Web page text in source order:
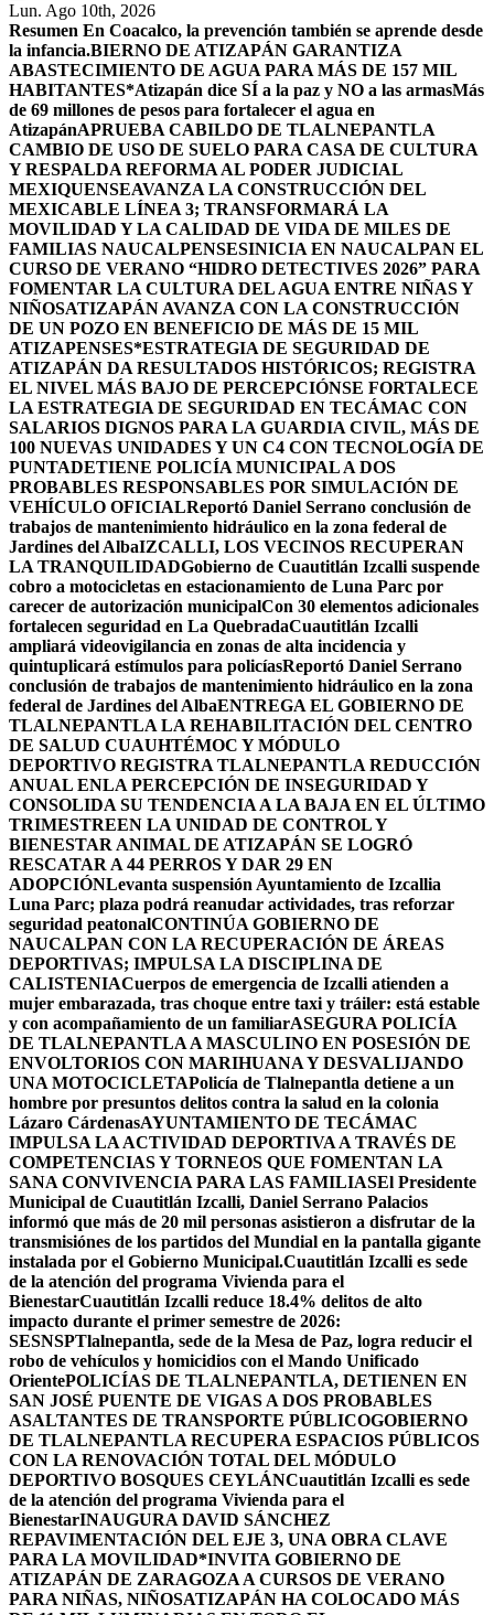
Lun. Ago 10th, 2026
Resumen En Coacalco, la prevención también se aprende desde
la infancia.BIERNO DE ATIZAPÁN GARANTIZA
ABASTECIMIENTO DE AGUA PARA MÁS DE 157 MIL
HABITANTES*Atizapán dice SÍ a la paz y NO a las armasMás
de 69 millones de pesos para fortalecer el agua en
AtizapánAPRUEBA CABILDO DE TLALNEPANTLA
CAMBIO DE USO DE SUELO PARA CASA DE CULTURA
Y RESPALDA REFORMA AL PODER JUDICIAL
MEXIQUENSEAVANZA LA CONSTRUCCIÓN DEL
MEXICABLE LÍNEA 3; TRANSFORMARÁ LA
MOVILIDAD Y LA CALIDAD DE VIDA DE MILES DE
FAMILIAS NAUCALPENSESINICIA EN NAUCALPAN EL
CURSO DE VERANO “HIDRO DETECTIVES 2026” PARA
FOMENTAR LA CULTURA DEL AGUA ENTRE NIÑAS Y
NIÑOSATIZAPÁN AVANZA CON LA CONSTRUCCIÓN
DE UN POZO EN BENEFICIO DE MÁS DE 15 MIL
ATIZAPENSES*ESTRATEGIA DE SEGURIDAD DE
ATIZAPÁN DA RESULTADOS HISTÓRICOS; REGISTRA
EL NIVEL MÁS BAJO DE PERCEPCIÓNSE FORTALECE
LA ESTRATEGIA DE SEGURIDAD EN TECÁMAC CON
SALARIOS DIGNOS PARA LA GUARDIA CIVIL, MÁS DE
100 NUEVAS UNIDADES Y UN C4 CON TECNOLOGÍA DE
PUNTADETIENE POLICÍA MUNICIPAL A DOS
PROBABLES RESPONSABLES POR SIMULACIÓN DE
VEHÍCULO OFICIALReportó Daniel Serrano conclusión de
trabajos de mantenimiento hidráulico en la zona federal de
Jardines del AlbaIZCALLI, LOS VECINOS RECUPERAN
LA TRANQUILIDADGobierno de Cuautitlán Izcalli suspende
cobro a motocicletas en estacionamiento de Luna Parc por
carecer de autorización municipalCon 30 elementos adicionales
fortalecen seguridad en La QuebradaCuautitlán Izcalli
ampliará videovigilancia en zonas de alta incidencia y
quintuplicará estímulos para policíasReportó Daniel Serrano
conclusión de trabajos de mantenimiento hidráulico en la zona
federal de Jardines del AlbaENTREGA EL GOBIERNO DE
TLALNEPANTLA LA REHABILITACIÓN DEL CENTRO
DE SALUD CUAUHTÉMOC Y MÓDULO
DEPORTIVO REGISTRA TLALNEPANTLA REDUCCIÓN
ANUAL ENLA PERCEPCIÓN DE INSEGURIDAD Y
CONSOLIDA SU TENDENCIA A LA BAJA EN EL ÚLTIMO
TRIMESTREEN LA UNIDAD DE CONTROL Y
BIENESTAR ANIMAL DE ATIZAPÁN SE LOGRÓ
RESCATAR A 44 PERROS Y DAR 29 EN
ADOPCIÓNLevanta suspensión Ayuntamiento de Izcallia
Luna Parc; plaza podrá reanudar actividades, tras reforzar
seguridad peatonalCONTINÚA GOBIERNO DE
NAUCALPAN CON LA RECUPERACIÓN DE ÁREAS
DEPORTIVAS; IMPULSA LA DISCIPLINA DE
CALISTENIACuerpos de emergencia de Izcalli atienden a
mujer embarazada, tras choque entre taxi y tráiler: está estable
y con acompañamiento de un familiarASEGURA POLICÍA
DE TLALNEPANTLA A MASCULINO EN POSESIÓN DE
ENVOLTORIOS CON MARIHUANA Y DESVALIJANDO
UNA MOTOCICLETAPolicía de Tlalnepantla detiene a un
hombre por presuntos delitos contra la salud en la colonia
Lázaro CárdenasAYUNTAMIENTO DE TECÁMAC
IMPULSA LA ACTIVIDAD DEPORTIVA A TRAVÉS DE
COMPETENCIAS Y TORNEOS QUE FOMENTAN LA
SANA CONVIVENCIA PARA LAS FAMILIASEl Presidente
Municipal de Cuautitlán Izcalli, Daniel Serrano Palacios
informó que más de 20 mil personas asistieron a disfrutar de la
transmisiónes de los partidos del Mundial en la pantalla gigante
instalada por el Gobierno Municipal.Cuautitlán Izcalli es sede
de la atención del programa Vivienda para el
BienestarCuautitlán Izcalli reduce 18.4% delitos de alto
impacto durante el primer semestre de 2026:
SESNSPTlalnepantla, sede de la Mesa de Paz, logra reducir el
robo de vehículos y homicidios con el Mando Unificado
OrientePOLICÍAS DE TLALNEPANTLA, ​DETIENEN EN
SAN JOSÉ PUENTE DE VIGAS A DOS PROBABLES
ASALTANTES DE TRANSPORTE PÚBLICOGOBIERNO
DE TLALNEPANTLA RECUPERA ESPACIOS PÚBLICOS
CON LA RENOVACIÓN TOTAL DEL MÓDULO
DEPORTIVO BOSQUES CEYLÁNCuautitlán Izcalli es sede
de la atención del programa Vivienda para el
BienestarINAUGURA DAVID SÁNCHEZ
REPAVIMENTACIÓN DEL EJE 3, UNA OBRA CLAVE
PARA LA MOVILIDAD*INVITA GOBIERNO DE
ATIZAPÁN DE ZARAGOZA A CURSOS DE VERANO
PARA NIÑAS, NIÑOSATIZAPÁN HA COLOCADO MÁS